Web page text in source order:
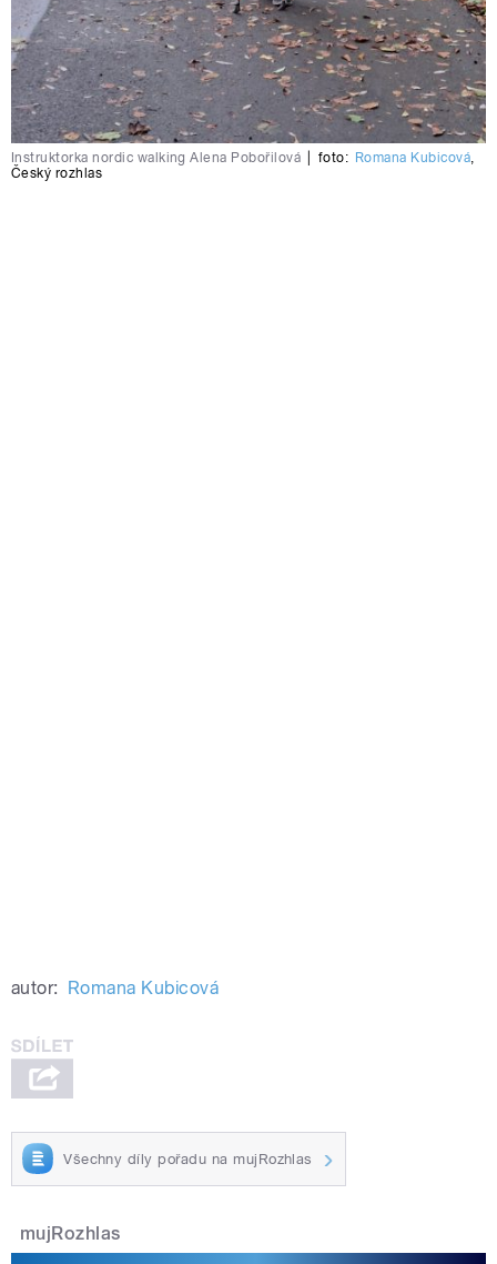
Instruktorka nordic walking Alena Pobořilová foto: Romana Kubicová
Český rozhlas
autor: Romana Kubicová
Všechny díly pořadu na mujRozhlas
mujRozhlas